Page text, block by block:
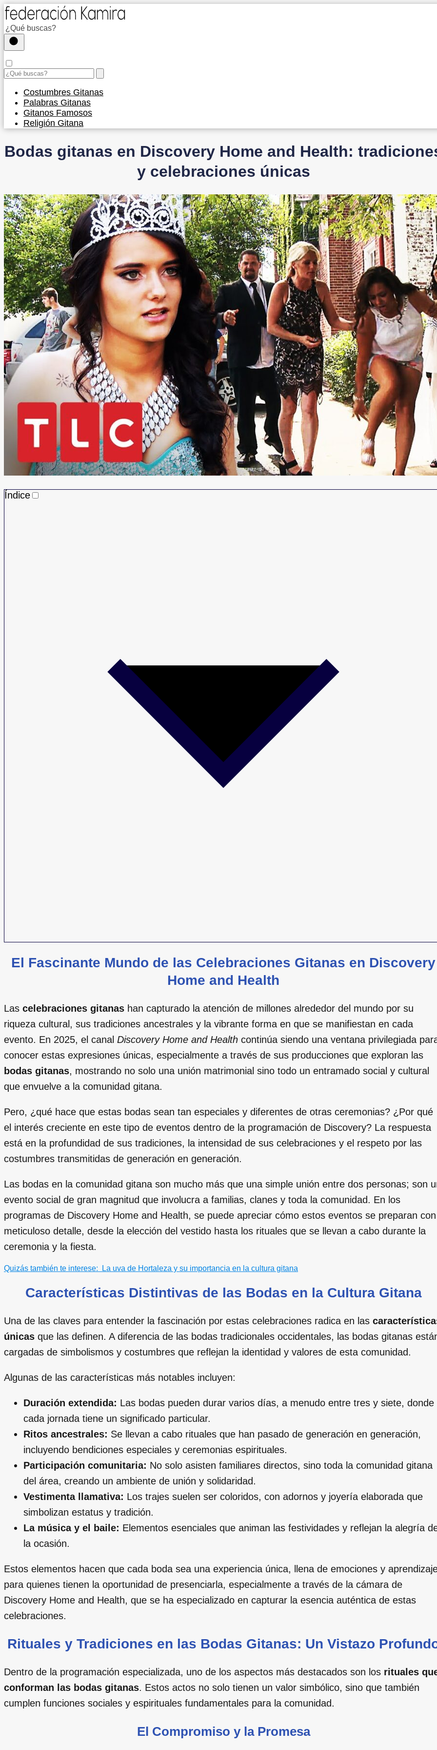
Costumbres Gitanas
Palabras Gitanas
Gitanos Famosos
Religión Gitana
Bodas gitanas en Discovery Home and Health:
y celebraciones únicas
Índice
El Fascinante Mundo de las Celebraciones Gitanas en Discovery
Home and Health
Las celebraciones gitanas han capturado la atención de millones alrededor del mundo por su
riqueza cultural, sus tradiciones ancestrales y la vibrante forma en que se manifiestan en cada
evento. En 2025, el canal Discovery Home and Health continúa siendo una ventana privilegiada
conocer estas expresiones únicas, especialmente a través de sus producciones que exploran las
bodas gitanas, mostrando no solo una unión matrimonial sino todo un entramado social y cultural
que envuelve a la comunidad gitana.
Pero, ¿qué hace que estas bodas sean tan especiales y diferentes de otras ceremonias? ¿Por qué
el interés creciente en este tipo de eventos dentro de la programación de Discovery? La respuesta
está en la profundidad de sus tradiciones, la intensidad de sus celebraciones y el respeto por las
costumbres transmitidas de generación en generación.
Las bodas en la comunidad gitana son mucho más que una simple unión entre dos personas; son
evento social de gran magnitud que involucra a familias, clanes y toda la comunidad. En los
programas de Discovery Home and Health, se puede apreciar cómo estos eventos se preparan con
meticuloso detalle, desde la elección del vestido hasta los rituales que se llevan a cabo durante la
ceremonia y la fiesta.
Quizás también te interese: La uva de Hortaleza y su importancia en la cultura gitana
Características Distintivas de las Bodas en la Cultura Gitana
Una de las claves para entender la fascinación por estas celebraciones radica en las
únicas que las definen. A diferencia de las bodas tradicionales occidentales, las bodas gitanas
cargadas de simbolismos y costumbres que reflejan la identidad y valores de esta comunidad.
Algunas de las características más notables incluyen:
Duración extendida: Las bodas pueden durar varios días, a menudo entre tres y siete, donde
cada jornada tiene un significado particular.
Ritos ancestrales: Se llevan a cabo rituales que han pasado de generación en generación,
incluyendo bendiciones especiales y ceremonias espirituales.
Participación comunitaria: No solo asisten familiares directos, sino toda la comunidad gitana
del área, creando un ambiente de unión y solidaridad.
Vestimenta llamativa: Los trajes suelen ser coloridos, con adornos y joyería elaborada que
simbolizan estatus y tradición.
La música y el baile: Elementos esenciales que animan las festividades y reflejan la alegría
la ocasión.
Estos elementos hacen que cada boda sea una experiencia única, llena de emociones y
para quienes tienen la oportunidad de presenciarla, especialmente a través de la cámara de
Discovery Home and Health, que se ha especializado en capturar la esencia auténtica de estas
celebraciones.
Rituales y Tradiciones en las Bodas Gitanas: Un Vistazo
Dentro de la programación especializada, uno de los aspectos más destacados son los rituales
conforman las bodas gitanas. Estos actos no solo tienen un valor simbólico, sino que también
cumplen funciones sociales y espirituales fundamentales para la comunidad.
El Compromiso y la Promesa